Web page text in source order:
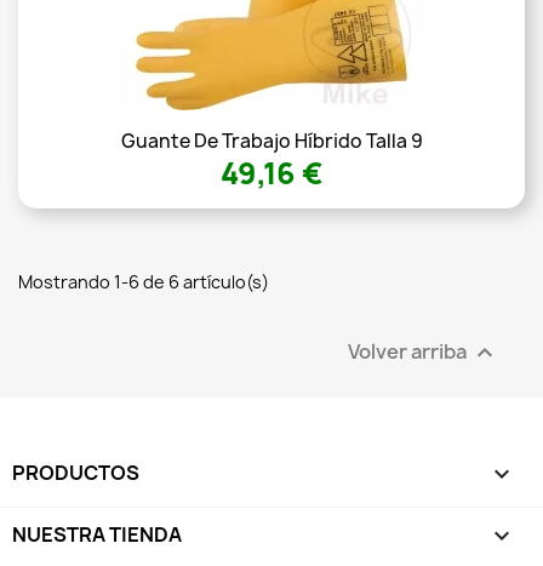
Guante De Trabajo Híbrido Talla 9
49,16 €
Mostrando 1-6 de 6 artículo(s)
Volver arriba 
PRODUCTOS 
NUESTRA TIENDA 